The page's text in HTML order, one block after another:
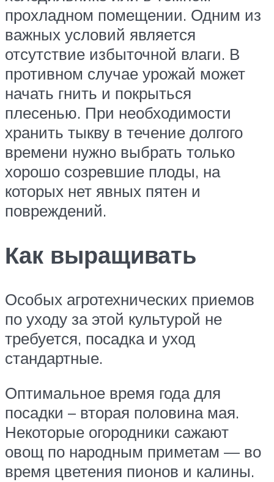
прохладном помещении. Одним из
важных условий является
отсутствие избыточной влаги. В
противном случае урожай может
начать гнить и покрыться
плесенью. При необходимости
хранить тыкву в течение долгого
времени нужно выбрать только
хорошо созревшие плоды, на
которых нет явных пятен и
повреждений.
Как выращивать
Особых агротехнических приемов
по уходу за этой культурой не
требуется, посадка и уход
стандартные.
Оптимальное время года для
посадки – вторая половина мая.
Некоторые огородники сажают
овощ по народным приметам — во
время цветения пионов и калины.